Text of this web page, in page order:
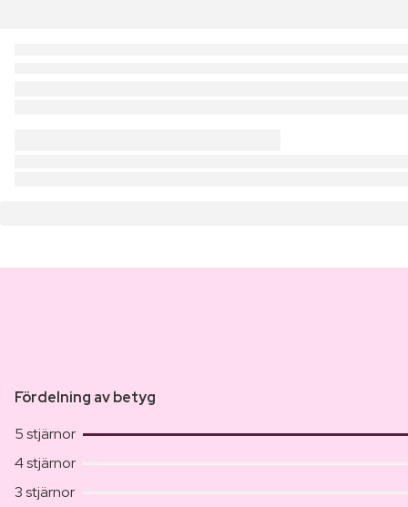
Fördelning av betyg
5 stjärnor
4 stjärnor
3 stjärnor